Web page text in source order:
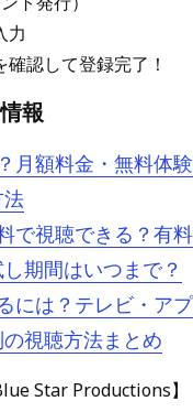
力
認して登録完了！
報
月額料金・無料体
で視聴できる？有
期間はいつまで？
には？テレビ・ア
視聴方法まとめ
Star Productions】